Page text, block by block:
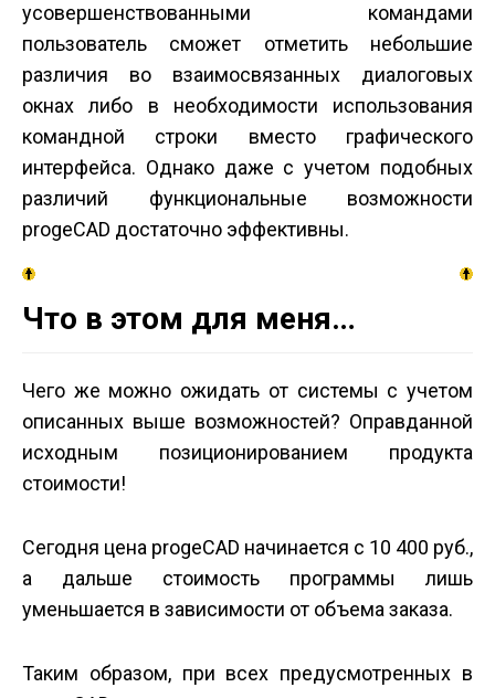
усовершенствованными командами
пользователь сможет отметить небольшие
различия во взаимосвязанных диалоговых
окнах либо в необходимости использования
командной строки вместо графического
интерфейса. Однако даже с учетом подобных
различий функциональные возможности
progeCAD достаточно эффективны.
Что в этом для меня…
Чего же можно ожидать от системы с учетом
описанных выше возможностей? Оправданной
исходным позиционированием продукта
стоимости!
Сегодня цена progeCAD начинается с 10 400 руб.,
а дальше стоимость программы лишь
уменьшается в зависимости от объема заказа.
Таким образом, при всех предусмотренных в